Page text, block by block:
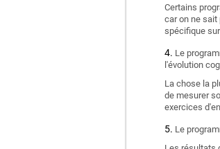
Certains
car on ne
spécifique
Le
l'évolution
La chose la
de mesurer
exercices
Le